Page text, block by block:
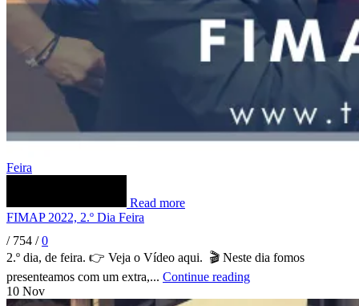
Feira
Read more
FIMAP 2022, 2.º Dia Feira
/ 754 / 0
2.º dia, de feira. 👉 Veja o Vídeo aqui. 🎬 Neste dia fomos
presenteamos com um extra,... Continue reading
10 Nov